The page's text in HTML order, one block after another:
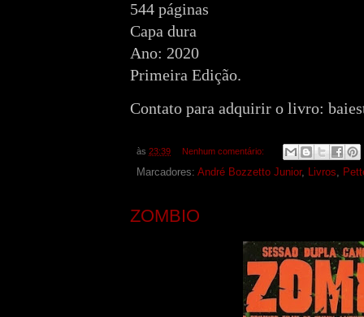
544 páginas
Capa dura
Ano: 2020
Primeira Edição.
Contato para adquirir o livro:
às 23:39 Nenhum comentário:
Marcadores: André Bozzetto Junior, Livros,
ZOMBIO